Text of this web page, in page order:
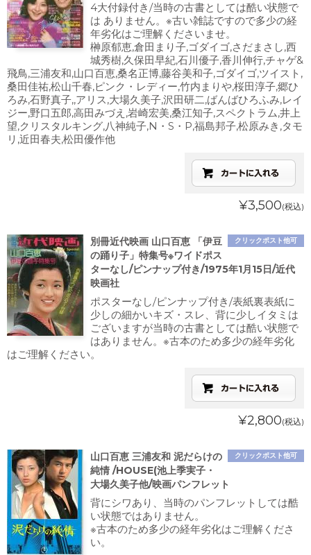
4大付録付き/当時の古書としては酷い状態で
は ありません。※古い雑誌ですので多少の経
年劣化はご理解くださいませ。
榊原郁恵,倉田まり子,ゴダイゴ,さだまさし,西
城秀樹,久保田早紀,石川優子,香川伸行,チャゲ&
飛鳥,三浦友和,山口百恵,桑名正博,藤谷美和子,ゴダイゴ,ツイスト,
桑田佳祐,松山千春,ピンク・レディー,竹内まりや,桜田淳子,郷ひ
ろみ,石野真子,,アリス,大場久美子,沢田研二,ばんばひろふみ,レイ
ジー,野口五郎,高田みづえ,岩崎宏美,桑江知子,スペクトラム,井上
望,クリスタルキング,八神純子,N・S・P,福島邦子,松原みき,タモ
リ,近田春夫,松田優作他
¥3,500(税込)
クリックポスト他可
別冊近代映画 山口百恵 「伊豆
の踊り子」特集号※ワイドポス
ターなし/ピンナップ付き/1975年1月15日/近代
映画社
ポスターなし/ピンナップ付き/表紙裏表紙に
少しの細かいキズ・スレ、背に少しイタミは
ございますが当時の古書としては酷い状態で
はありません。※古本のため多少の経年劣化
はご理解ください。
¥2,800(税込)
クリックポスト他可
山口百恵 三浦友和 泥だらけの
純情 /HOUSE(池上季実子・
大場久美子他/映画パンフレット
背にシワあり、当時のパンフレットしては酷
い状態ではありません。
※古本のため多少の経年劣化はご理解くださ
い。